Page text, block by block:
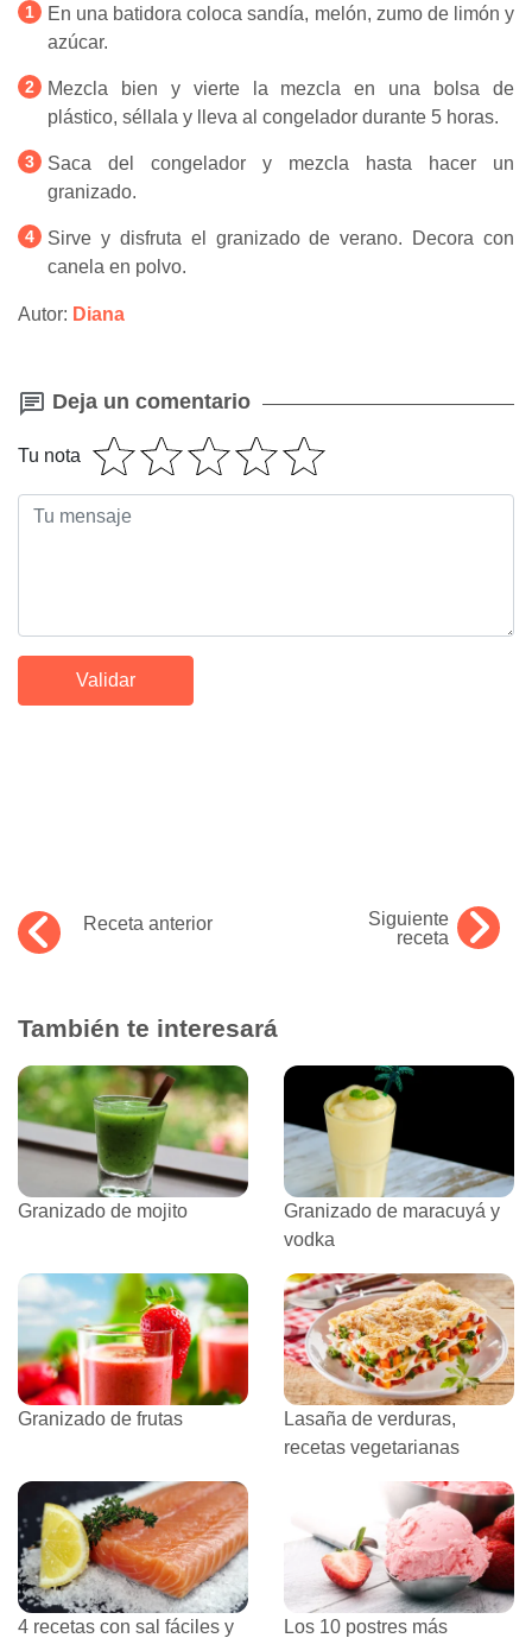
En una batidora coloca sandía, melón, zumo de limón y
azúcar.
Mezcla bien y vierte la mezcla en una bolsa de
plástico, séllala y lleva al congelador durante 5 horas.
Saca del congelador y mezcla hasta hacer un
granizado.
Sirve y disfruta el granizado de verano. Decora con
canela en polvo.
Autor: Diana
Deja un comentario
Tu nota
Receta anterior
Siguiente
receta
También te interesará
Granizado de mojito
Granizado de maracuyá y
vodka
Granizado de frutas
Lasaña de verduras,
recetas vegetarianas
4 recetas con sal fáciles y
Los 10 postres más